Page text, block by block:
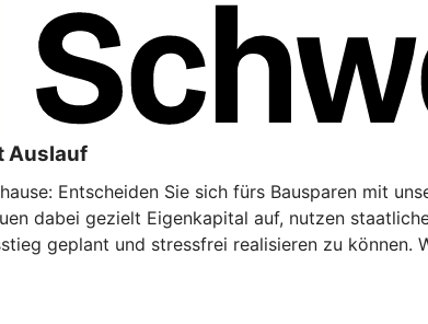
Auslauf
Entscheiden Sie sich fürs Bausparen mit
dabei gezielt Eigenkapital auf, nutzen
geplant und stressfrei realisieren zu können.